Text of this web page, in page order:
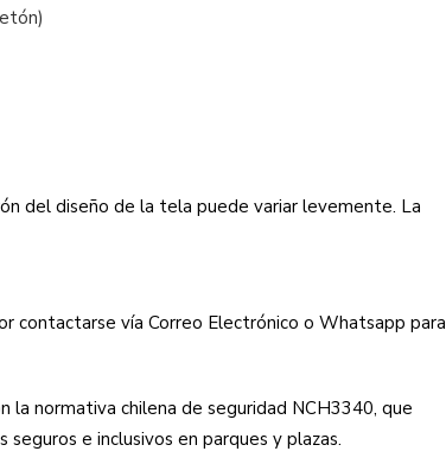
del diseño de la tela puede variar levemente. La
contactarse vía Correo Electrónico o Whatsapp para
la normativa chilena de seguridad NCH3340, que
e inclusivos en parques y plazas.